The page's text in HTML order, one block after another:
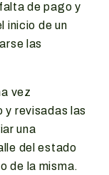
de pago y
inicio de un
las
vez
revisadas las
una
del estado
de la misma.